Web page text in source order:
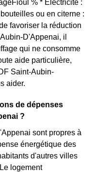
% * Electricité :
ou en citerne :
favoriser la réduction
D'Appenai, il
qui ne consomme
aide particulière,
Saint-Aubin-
aider.
de dépenses
?
sont propres à
énergétique des
d'autres villes
logement